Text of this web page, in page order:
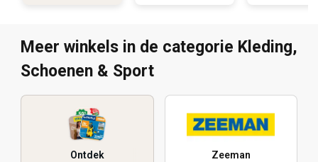
Meer winkels in de categorie Kleding,
Schoenen & Sport
Ontdek Zeeman